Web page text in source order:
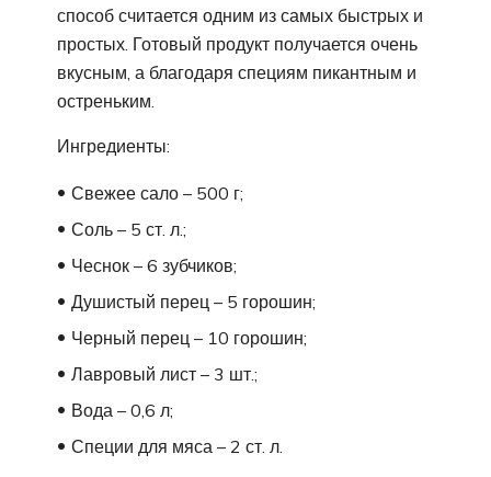
способ считается одним из самых быстрых и
простых. Готовый продукт получается очень
вкусным, а благодаря специям пикантным и
остреньким.
Ингредиенты:
Свежее сало – 500 г;
Соль – 5 ст. л.;
Чеснок – 6 зубчиков;
Душистый перец – 5 горошин;
Черный перец – 10 горошин;
Лавровый лист – 3 шт.;
Вода – 0,6 л;
Специи для мяса – 2 ст. л.